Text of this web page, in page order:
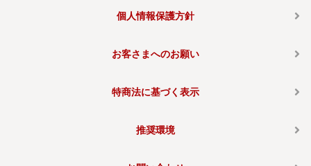
個人情報保護方針
お客さまへのお願い
特商法に基づく表示
推奨環境